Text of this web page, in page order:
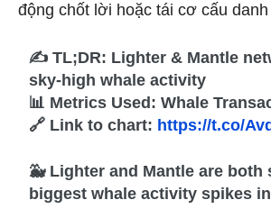
động chốt lời hoặc tái cơ cấu danh
✍️ TL;DR: Lighter & Mantle
sky-high whale activity
📊 Metrics Used: Whale
🔗 Link to chart: https://t.co/
🐳 Lighter and Mantle are both
biggest whale activity spikes